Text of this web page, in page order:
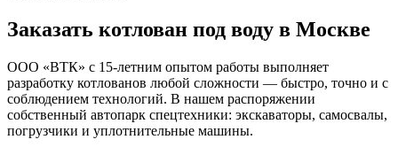
Заказать котлован под воду в Москве
ООО «ВТК» с 15-летним опытом работы выполняет
разработку котлованов любой сложности — быстро, точно и с
соблюдением технологий. В нашем распоряжении
собственный автопарк спецтехники: экскаваторы, самосвалы,
погрузчики и уплотнительные машины.